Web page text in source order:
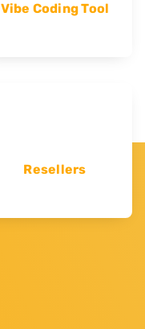
Vibe Coding Tool
Resellers